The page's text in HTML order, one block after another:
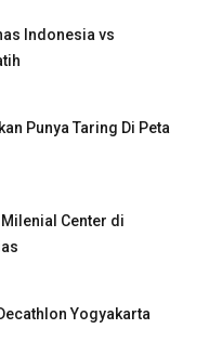
Indonesia vs
Punya Taring Di Peta
Center di
Yogyakarta